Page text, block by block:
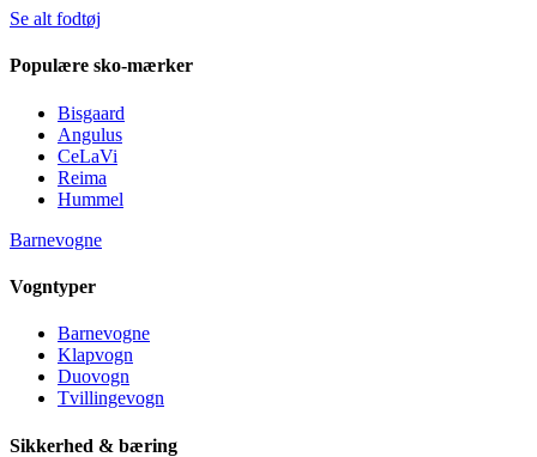
Se alt fodtøj
Populære sko-mærker
Bisgaard
Angulus
CeLaVi
Reima
Hummel
Barnevogne
Vogntyper
Barnevogne
Klapvogn
Duovogn
Tvillingevogn
Sikkerhed & bæring